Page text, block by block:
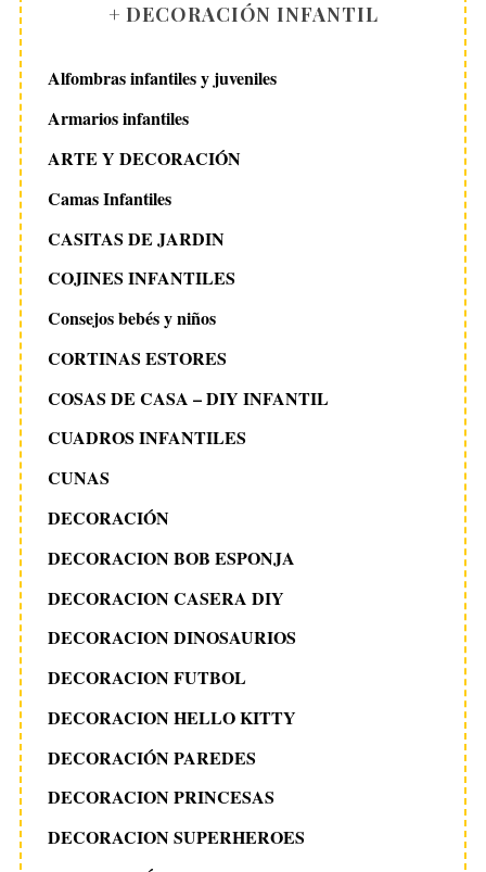
+ DECORACIÓN INFANTIL
Alfombras infantiles y juveniles
Armarios infantiles
ARTE Y DECORACIÓN
Camas Infantiles
CASITAS DE JARDIN
COJINES INFANTILES
Consejos bebés y niños
CORTINAS ESTORES
COSAS DE CASA – DIY INFANTIL
CUADROS INFANTILES
CUNAS
DECORACIÓN
DECORACION BOB ESPONJA
DECORACION CASERA DIY
DECORACION DINOSAURIOS
DECORACION FUTBOL
DECORACION HELLO KITTY
DECORACIÓN PAREDES
DECORACION PRINCESAS
DECORACION SUPERHEROES